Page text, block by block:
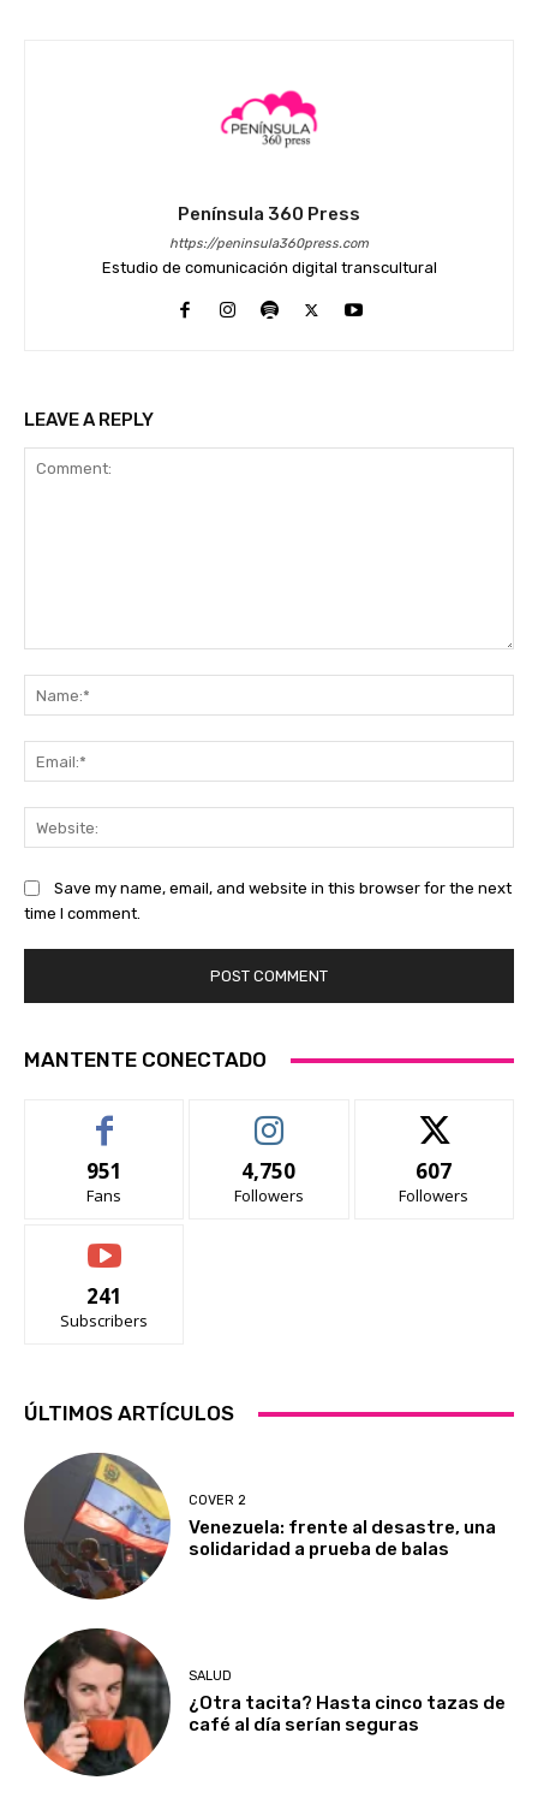
Península 360 Press
https://peninsula360press.com
Estudio de comunicación digital transcultural
LEAVE A REPLY
Save my name, email, and website in this browser for the next
time I comment.
MANTENTE CONECTADO
951
Fans
4,750
Followers
607
Followers
241
Subscribers
ÚLTIMOS ARTÍCULOS
COVER 2
Venezuela: frente al desastre, una
solidaridad a prueba de balas
SALUD
¿Otra tacita? Hasta cinco tazas de
café al día serían seguras